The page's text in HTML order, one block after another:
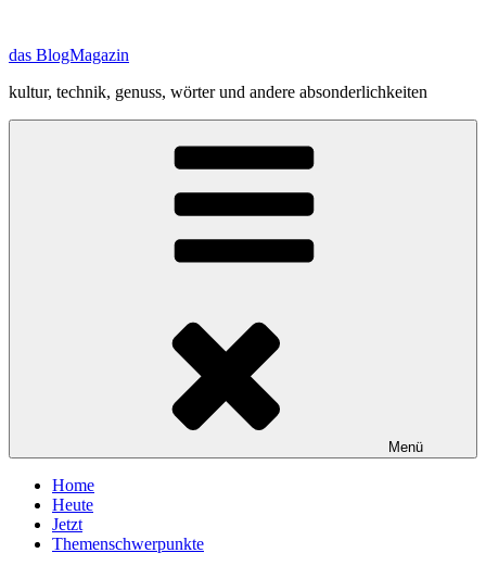
springen
das BlogMagazin
kultur, technik, genuss, wörter und andere absonderlichkeiten
Menü
Home
Heute
Jetzt
Themenschwerpunkte